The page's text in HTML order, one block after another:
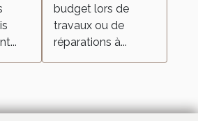
budget lors de
travaux ou de
réparations à...